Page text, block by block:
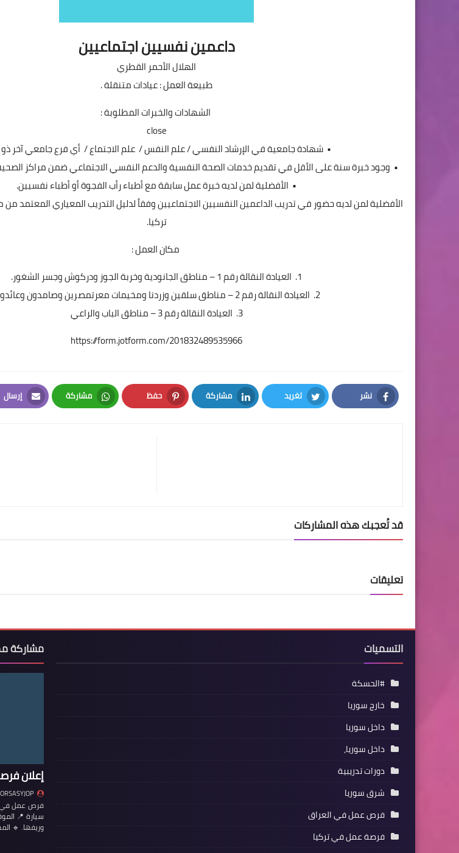
داعمين نفسيين اجتماعيين
الهلال الأحمر القطري
طبيعة العمل : عيادات متنقلة .
الشهادات والخبرات المطلوبة :
close
• شهادة جامعية في الإرشاد النفسي / علم النفس / علم الاجتماع / أي فرع جامعي آخر
• وجود خبرة سنة على الأقل في تقديم خدمات الصحة النفسية والدعم النفسي الاجتماعي ضمن مراكز الصحية
• الأفضلية لمن لديه خبرة عمل سابقة مع أطباء رأب الفجوة أو أطباء نفسيين.
الأفضلية لمن لديه حضور في تدريب الداعمين النفسيين الاجتماعيين وفقاً لدليل التدريب المعياري المعتمد
تركيا.
مكان العمل :
1. العيادة النقالة رقم 1 – مناطق الجانودية وخربة الجوز ودركوش وجسر الشغور.
2. العيادة النقالة رقم 2 – مناطق سلقين وزردنا ومخيمات معرتمصرين وصامدون وعائدون.
3. العيادة النقالة رقم 3 – مناطق الباب والراعي
https://form.jotform.com/201832489535966
نشر
Facebook
تغريد
Twitter
مشاركة
LinkedIn
حفظ
Pinterest
مشاركة
Whatsapp
إرسال
Email
قد تُعجبك هذه المشاركات
تعليقات
التسميات
#الحسكة
خارج سوريا
داخل سوريا
داخل سوريا،
دورات تدريبية
شرق سوريا
فرص عمل في العراق
فرصة عمل في تركيا
مشاركة
إعلان
فرص عمل في
سيارة 📍
وريفها. 🔹